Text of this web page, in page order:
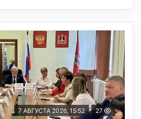
7 АВГУСТА 2026, 15:52 27